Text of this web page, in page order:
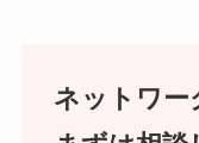
ネットワー